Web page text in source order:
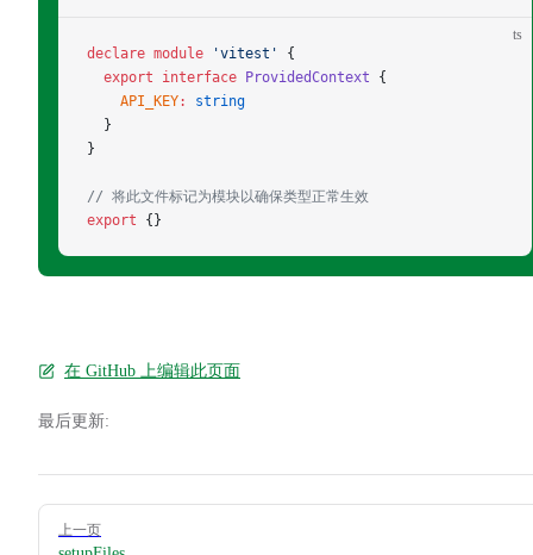
ts
declare module 'vitest'
{
  export
interface ProvidedContext {
    API_KEY
:
string
  }
}
// 将此文件标记为模块以确保类型正常生效
export {}
在 GitHub 上编辑此页面
最后更新:
Pager
上一页